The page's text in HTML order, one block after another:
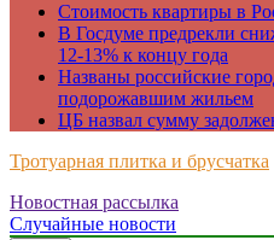
Стоимость квартиры в
В Госдуме предрекли
12-13% к концу года
Названы российские
подорожавшим жильем
ЦБ назвал сумму
Тротуарная плитка и брусчатка
Just another WordPress site
Новостная рассылка
Случайные новости